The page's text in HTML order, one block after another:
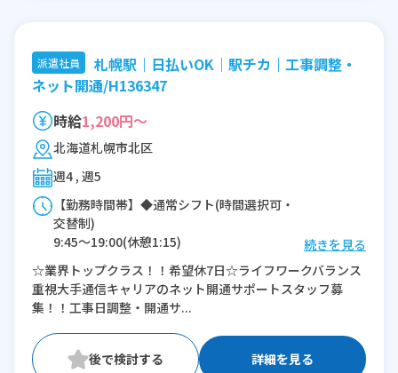
派遣社員
札幌駅｜日払いOK｜駅チカ｜工事調整・
ネット開通/H136347
時給1,200円～
北海道札幌市北区
週4 , 週5
【勤務時間帯】◆通常シフト(時間選択可・
交替制)
9:45〜19:00(休憩1:15)
※残業：0〜5時間程度/月
続きを見る
☆業界トップクラス！！希望休7日☆ライフワークバランス
重視大手通信キャリアのネット開通サポートスタッフ募
集！！工事日調整・開通サ...
詳細を見る